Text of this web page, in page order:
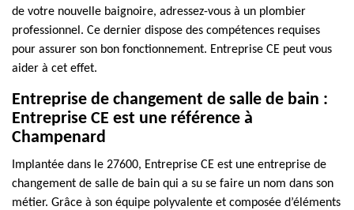
de votre nouvelle baignoire, adressez-vous à un plombier
professionnel. Ce dernier dispose des compétences requises
pour assurer son bon fonctionnement. Entreprise CE peut vous
aider à cet effet.
Entreprise de changement de salle de bain :
Entreprise CE est une référence à
Champenard
Implantée dans le 27600, Entreprise CE est une entreprise de
changement de salle de bain qui a su se faire un nom dans son
métier. Grâce à son équipe polyvalente et composée d’éléments